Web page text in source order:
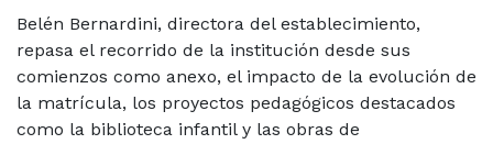
Belén Bernardini, directora del establecimiento,
repasa el recorrido de la institución desde sus
comienzos como anexo, el impacto de la evolución de
la matrícula, los proyectos pedagógicos destacados
como la biblioteca infantil y las obras de